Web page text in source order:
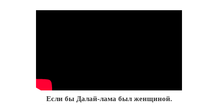
Если бы Далай-лама был женщиной.